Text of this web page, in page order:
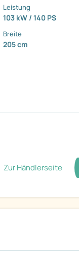
Leistung
103 kW / 140 PS
Breite
205 cm
Zur Händlerseite